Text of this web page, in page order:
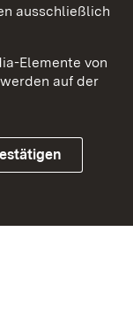
ausschließlich
Elemente von
auf der